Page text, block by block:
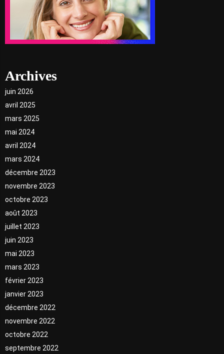
Archives
juin 2026
avril 2025
mars 2025
mai 2024
avril 2024
mars 2024
décembre 2023
novembre 2023
octobre 2023
août 2023
juillet 2023
juin 2023
mai 2023
mars 2023
février 2023
janvier 2023
décembre 2022
novembre 2022
octobre 2022
septembre 2022